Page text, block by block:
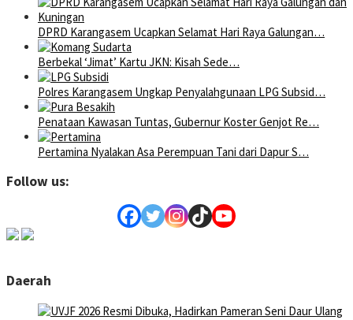
DPRD Karangasem Ucapkan Selamat Hari Raya Galungan…
Berbekal ‘Jimat’ Kartu JKN: Kisah Sede…
Polres Karangasem Ungkap Penyalahgunaan LPG Subsid…
Penataan Kawasan Tuntas, Gubernur Koster Genjot Re…
Pertamina Nyalakan Asa Perempuan Tani dari Dapur S…
Follow us:
Daerah